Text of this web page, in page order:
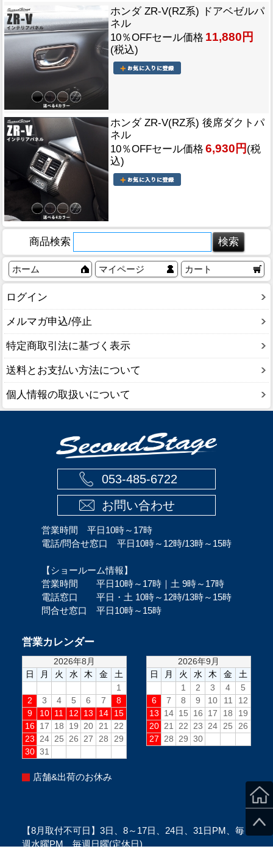
ホンダ ZR-V(RZ系) ドアベゼルパ
ネル
10％OFFセール価格 11,880円
(税込)
ホンダ ZR-V(RZ系) 後席ダクトパ
ネル
10％OFFセール価格 6,930円 (税
込)
商品検索
ホーム マイページ カート
ログイン
メルマガ申込/停止
特定商取引法に基づく表示
送料とお支払い方法について
個人情報の取扱いについて
053-485-6722
お問い合わせ
営業時間 平日10時～17時
電話/問合せ窓口 平日10時～12時/13時～15時
【ショールーム情報】
営業時間 平日10時～17時｜土 9時～17時
電話窓口 平日・土 10時～12時/13時～15時
問合せ窓口 平日10時～15時
営業カレンダー
店舗&出荷のお休み
【8月取付不可日】3日、8～17日、24日、31日PM、毎
週水曜PM、毎週日曜(定休日)